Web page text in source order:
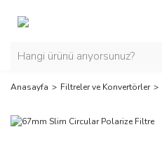
Anasayfa Filtreler ve Konvertörler